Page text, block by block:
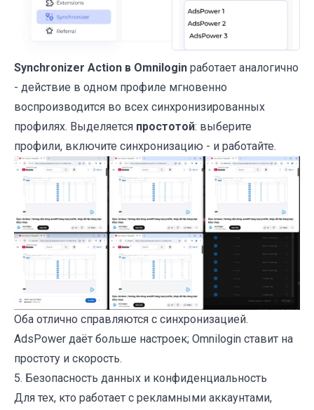
Synchronizer Action в Omnilogin работает аналогично
- действие в одном профиле мгновенно
воспроизводится во всех синхронизированных
профилях. Выделяется простотой: выберите
профили, включите синхронизацию - и работайте.
Оба отлично справляются с синхронизацией.
AdsPower даёт больше настроек; Omnilogin ставит на
простоту и скорость.
5. Безопасность данных и конфиденциальность
Для тех, кто работает с рекламными аккаунтами,